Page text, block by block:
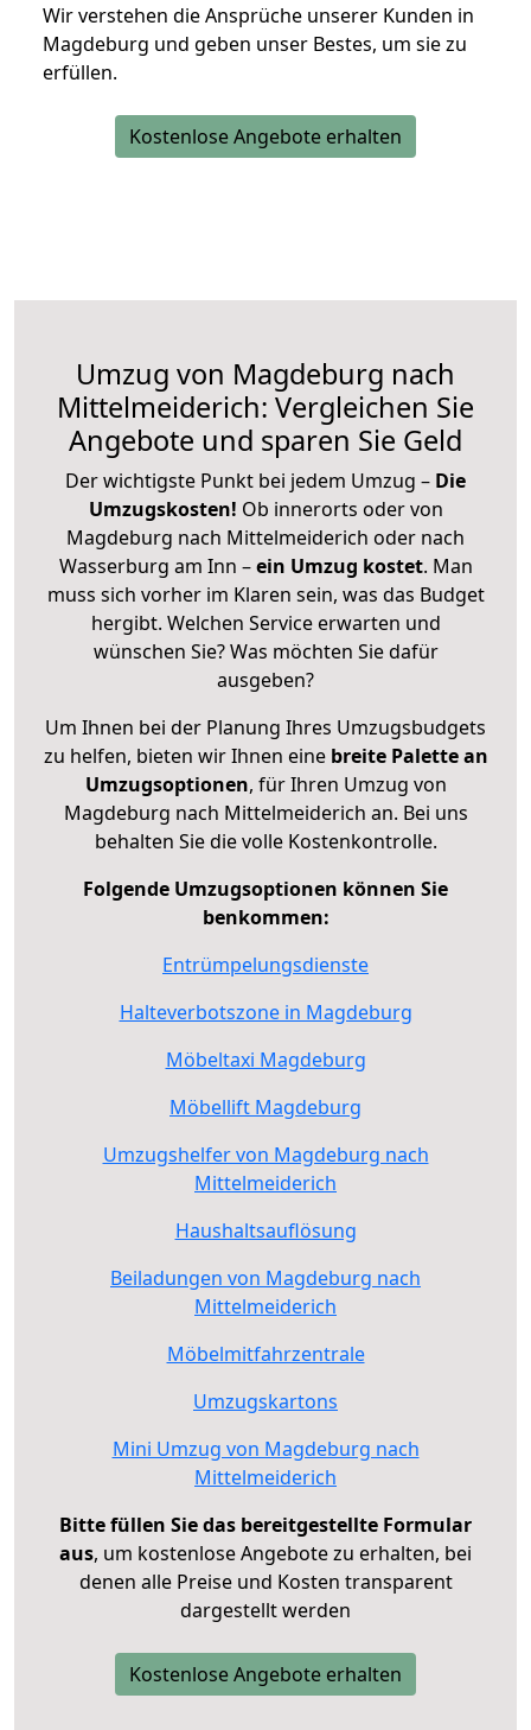
Wir verstehen die Ansprüche unserer Kunden in
Magdeburg und geben unser Bestes, um sie zu
erfüllen.
Kostenlose Angebote erhalten
Umzug von Magdeburg nach
Mittelmeiderich: Vergleichen Sie
Angebote und sparen Sie Geld
Der wichtigste Punkt bei jedem Umzug – Die
Umzugskosten! Ob innerorts oder von
Magdeburg nach Mittelmeiderich oder nach
Wasserburg am Inn –ein Umzug kostet. Man
muss sich vorher im Klaren sein, was das Budget
hergibt. Welchen Service erwarten und
wünschen Sie? Was möchten Sie dafür
ausgeben?
Um Ihnen bei der Planung Ihres Umzugsbudgets
zu helfen, bieten wir Ihnen eine breite Palette an
Umzugsoptionen, für Ihren Umzug von
Magdeburg nach Mittelmeiderich an. Bei uns
behalten Sie die volle Kostenkontrolle.
Folgende Umzugsoptionen können Sie
benkommen:
Entrümpelungsdienste
Halteverbotszone in Magdeburg
Möbeltaxi Magdeburg
Möbellift Magdeburg
Umzugshelfer von Magdeburg nach
Mittelmeiderich
Haushaltsauflösung
Beiladungen von Magdeburg nach
Mittelmeiderich
Möbelmitfahrzentrale
Umzugskartons
Mini Umzug von Magdeburg nach
Mittelmeiderich
Bitte füllen Sie das bereitgestellte Formular
aus, um kostenlose Angebote zu erhalten, bei
denen alle Preise und Kosten transparent
dargestellt werden
Kostenlose Angebote erhalten